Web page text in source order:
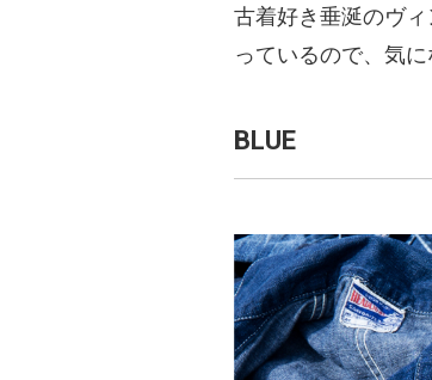
古着好き垂涎のヴ
っているので、気
BLUE